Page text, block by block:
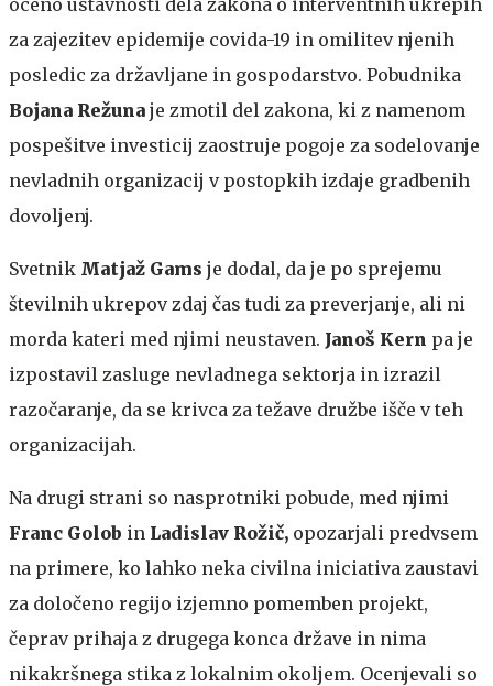
za zajezitev epidemije covida-19 in omilitev njenih
posledic za državljane in gospodarstvo. Pobudnika
Bojana Režuna je zmotil del zakona, ki z namenom
pospešitve investicij zaostruje pogoje za sodelovanje
nevladnih organizacij v postopkih izdaje gradbenih
dovoljenj.
Svetnik Matjaž Gams je dodal, da je po sprejemu
številnih ukrepov zdaj čas tudi za preverjanje, ali ni
morda kateri med njimi neustaven. Janoš Kern pa je
izpostavil zasluge nevladnega sektorja in izrazil
razočaranje, da se krivca za težave družbe išče v teh
organizacijah.
Na drugi strani so nasprotniki pobude, med njimi
Franc Golob in Ladislav Rožič, opozarjali predvsem
na primere, ko lahko neka civilna iniciativa zaustavi
za določeno regijo izjemno pomemben projekt,
čeprav prihaja z drugega konca države in nima
nikakršnega stika z lokalnim okoljem. Ocenjevali so